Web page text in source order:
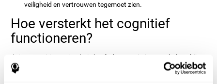
veiligheid en vertrouwen tegemoet zien.
Hoe versterkt het cognitief
functioneren?
Juiste cognitieve stimulatie heeft de capaciteit om te helpen bij
het wijzigen van meer of minder specifieke hersen verbindingen,
zodat onze hersenen zich beter aanpassen aan de eisen die